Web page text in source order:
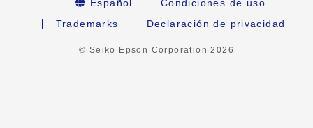
Español
Condiciones de uso
Trademarks
Declaración de privacidad
© Seiko Epson Corporation2026